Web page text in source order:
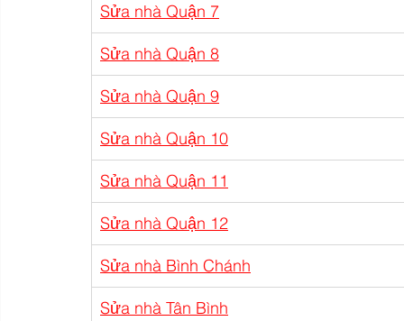
Sửa nhà Quận 7
Sửa nhà Quận 8
Sửa nhà Quận 9
Sửa nhà Quận 10
Sửa nhà Quận 11
Sửa nhà Quận 12
Sửa nhà Bình Chánh
Sửa nhà Tân Bình